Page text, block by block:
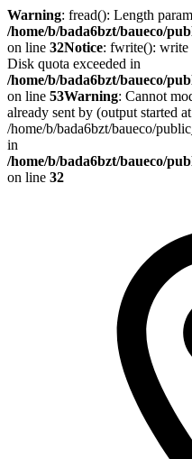
Warning: fread(): Length
/home/b/bada6bzt/baueco/
on line 32Notice: fwrite(): write
Disk quota exceeded in
/home/b/bada6bzt/baueco/
on line 53Warning: Cannot
already sent by (output started at
/home/b/bada6bzt/baueco/
in
/home/b/bada6bzt/baueco/
on line 32